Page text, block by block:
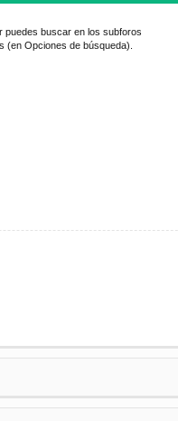
puedes buscar en los subforos
(en Opciones de búsqueda).